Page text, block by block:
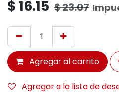
$16.15 $23.07
Agregar al carrito
Agregar a la lista de